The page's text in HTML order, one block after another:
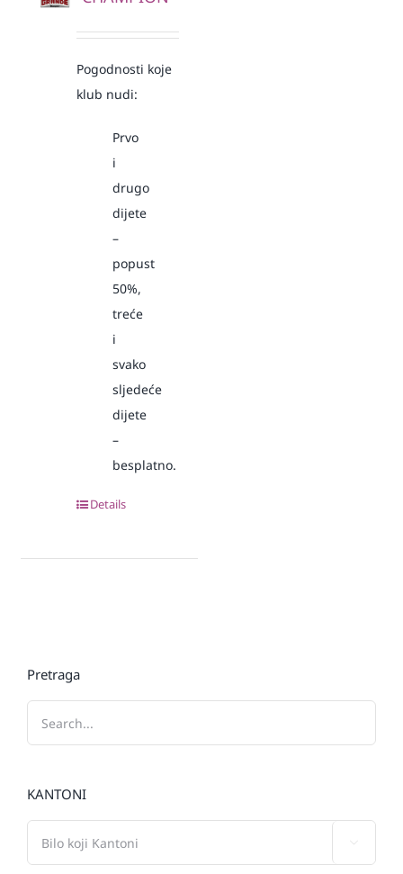
Pogodnosti koje
klub nudi:
Prvo
i
drugo
dijete
–
popust
50%,
treće
i
svako
sljedeće
dijete
–
besplatno.
Details
Pretraga
KANTONI